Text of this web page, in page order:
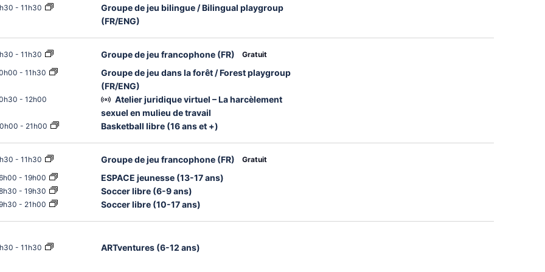
- 11h30
Groupe de jeu bilingue / Bilingual playgroup
(FR/ENG)
- 11h30 Groupe de jeu francophone (FR)
Gratuit
- 11h30
Groupe de jeu dans la forêt / Forest playgroup
(FR/ENG)
- 12h00
Atelier juridique virtuel – La harcèlement
sexuel en mulieu de travail
- 21h00 Basketball libre (16 ans et +)
- 11h30 Groupe de jeu francophone (FR)
Gratuit
- 19h00 ESPACE jeunesse (13-17 ans)
- 19h30 Soccer libre (6-9 ans)
- 21h00 Soccer libre (10-17 ans)
- 11h30 ARTventures (6-12 ans)